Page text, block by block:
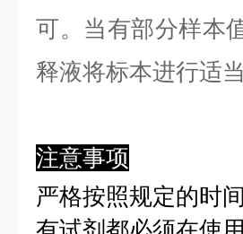
可。当有部分样本
释液将标本进行适
注意事项
严格按照规定的时
有试剂都必须在使